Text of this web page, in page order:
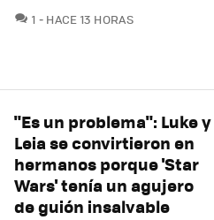
1 COMENTARIOS
HACE 13 HORAS
"Es un problema": Luke y
Leia se convirtieron en
hermanos porque 'Star
Wars' tenía un agujero
de guión insalvable